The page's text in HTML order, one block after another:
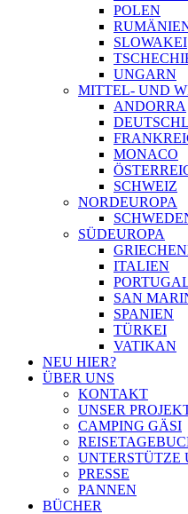
POLEN
SLOWAKEI
UNGARN
MITTEL- UND
ANDORRA
MONACO
SCHWEIZ
NORDEUROPA
SÜDEUROPA
ITALIEN
SAN
SPANIEN
TÜRKEI
VATIKAN
NEU HIER?
ÜBER UNS
KONTAKT
UNSER
CAMPING GÄSI
UNTERSTÜTZE
PRESSE
PANNEN
BÜCHER